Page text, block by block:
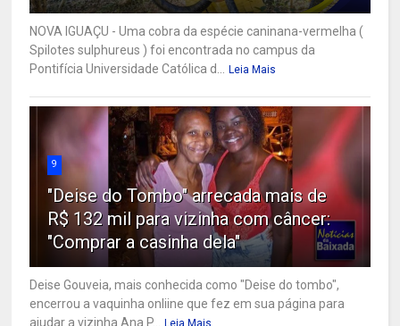
NOVA IGUAÇU - Uma cobra da espécie caninana-vermelha (
Spilotes sulphureus ) foi encontrada no campus da
Pontifícia Universidade Católica d...
Leia Mais
9
"Deise do Tombo" arrecada mais de
R$ 132 mil para vizinha com câncer:
"Comprar a casinha dela"
Deise Gouveia, mais conhecida como "Deise do tombo",
encerrou a vaquinha onliine que fez em sua página para
ajudar a vizinha Ana P...
Leia Mais